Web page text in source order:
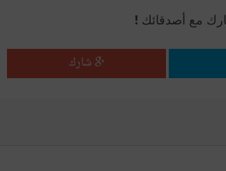
مع أصدقائك !
شارك